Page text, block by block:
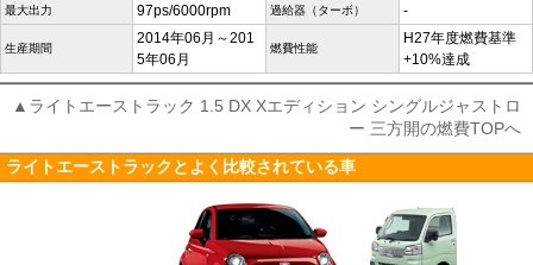
最大出力 97ps/6000rpm 過給器（ターボ） -
生産期間
2014年06月～201
5年06月
燃費性能
H27年度燃費基準
+10%達成
▲ライトエーストラック 1.5 DX Xエディション シングルジャストロ
ー 三方開の燃費TOPへ
ライトエーストラックとよく比較されている車